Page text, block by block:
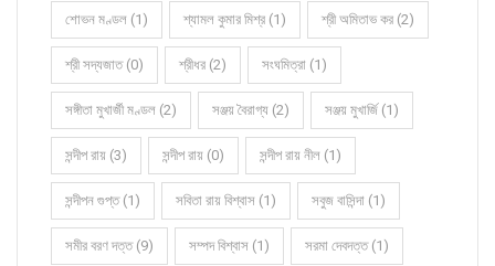
শোভন মণ্ডল (1) শ্যামল কুমার মিশ্র (1) শ্রী অমিতাভ কর (2)
শ্রী সদ্যজাত (0) শ্রীধর (2) সংঘমিত্রা (1)
সঙ্গীতা মুখার্জী মণ্ডল (2) সঞ্জয় বৈরাগ্য (2) সঞ্জয় মুখার্জি (1)
সন্দীপ রায় (3) সন্দীপ রায় (0) সন্দীপ রায় নীল (1)
সন্দীপন গুপ্ত (1) সবিতা রায় বিশ্বাস (1) সবুজ বাসিন্দা (1)
সমীর বরণ দত্ত (9) সম্পদ বিশ্বাস (1) সরমা দেবদত্ত (1)